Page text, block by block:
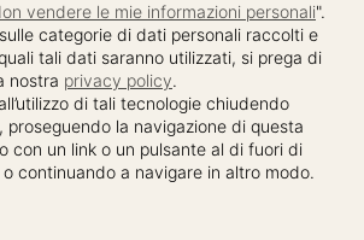
vendere le mie informazioni personali".
categorie di dati personali raccolti e
tali dati saranno utilizzati, si prega di
nostra privacy policy.
di tali tecnologie chiudendo
la navigazione di questa
con un link o un pulsante al di fuori di
continuando a navigare in altro modo.